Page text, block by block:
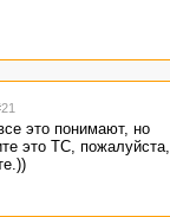
если сами
Всё
какие- то
у любого. Я не
если он просит о
случае, из
LittleBear и gjdjhjn
подсказать
Я заметил, что Вы
Постарайтесь книг
меньше ошибок
это понимают, но
это ТС, пожалуйста,